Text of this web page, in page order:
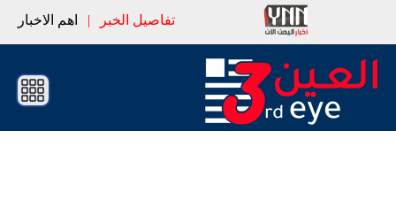
تفاصيل الخبر | اهم الاخبار